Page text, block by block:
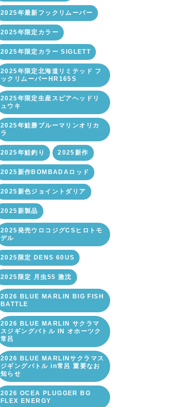
2025年最新フックリムーバー
2025年限定カラー
2025年限定カラー SIGLETT
2025年限定北海道リミテッド フ
ックリムーバーHR165S
2025年限定生産スピアヘッドリ
ュウキ
2025年鮭勝ブルーマリンオリカ
ラ
2025年鮭釣り 2025新作
2025新作BOMBADAロッド
2025新色ジョイントダリア
2025新製品
2025発売ウロコジグCSヒロトモ
デル
2025限定 DENS 60US
2025限定 月虫55 激沈
2026 BLUE MARLIN BIG FISH
BATTLE
2026 BLUE MARLIN サクラマ
スジギングバトル IN オホーツク
常呂
2026 BLUE MARLINサクラマス
ジギングバトル in常呂 重要なお
知らせ
2026 OCEA PLUGGER BG
FLEX ENERGY